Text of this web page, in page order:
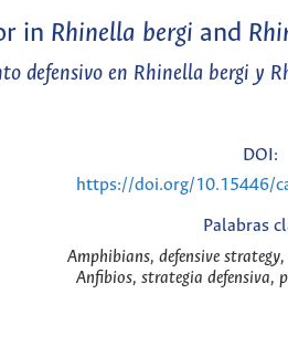
in Rhinella bergi and
defensivo en Rhinella bergi y
DOI:
https://doi.org/10.15446/
Palabras
Amphibians, defensive
Anfibios, strategia defensiva,